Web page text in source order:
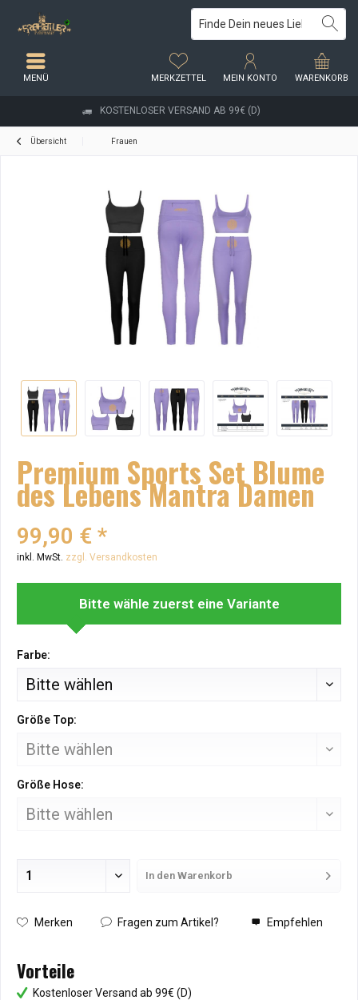
KOSTENLOSER VERSAND AB 99€ (D)
WARENKORB
MERKZETTEL MEIN KONTO
MENÜ
Übersicht Frauen
Premium Sports Set Blume
des Lebens Mantra Damen
99,90 € *
inkl. MwSt. zzgl. Versandkosten
Bitte wähle zuerst eine Variante
Farbe:
Größe Top:
Größe Hose:
In den Warenkorb
Merken Fragen zum Artikel? Empfehlen
Vorteile
Kostenloser Versand ab 99€ (D)